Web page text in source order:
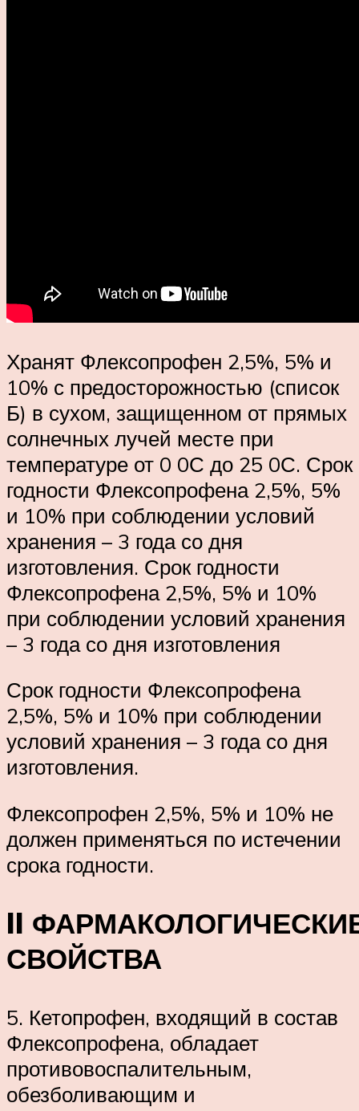
Хранят Флексопрофен 2,5%, 5% и
10% с предосторожностью (список
Б) в сухом, защищенном от прямых
солнечных лучей месте при
температуре от 0 0С до 25 0С. Срок
годности Флексопрофена 2,5%, 5%
и 10% при соблюдении условий
хранения – 3 года со дня
изготовления. Срок годности
Флексопрофена 2,5%, 5% и 10%
при соблюдении условий хранения
– 3 года со дня изготовления
Срок годности Флексопрофена
2,5%, 5% и 10% при соблюдении
условий хранения – 3 года со дня
изготовления.
Флексопрофен 2,5%, 5% и 10% не
должен применяться по истечении
срока годности.
II
СВОЙСТВА
5. Кетопрофен, входящий в состав
Флексопрофена, обладает
противовоспалительным,
обезболивающим и